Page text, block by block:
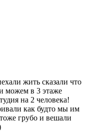
жить сказали что
можем в 3 этаже
на 2 человека!
как будто мы им
грубо и вешали